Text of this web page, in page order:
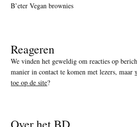
B’eter Vegan brownies
Reageren
We vinden het geweldig om reacties op
manier in contact te komen met lezers, maar
toe op de site?